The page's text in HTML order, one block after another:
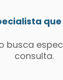
busca
consulta.